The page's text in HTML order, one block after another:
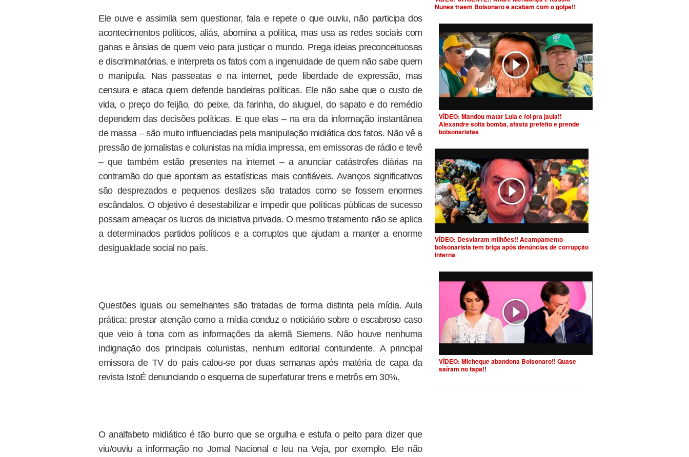
Ele ouve e assimila sem questionar, fala e repete o que ouviu, não participa dos
acontecimentos políticos, aliás, abomina a política, mas usa as redes sociais com
ganas e ânsias de quem veio para justiçar o mundo. Prega ideias preconceituosas
e discriminatórias, e interpreta os fatos com a ingenuidade de quem não sabe quem
o manipula. Nas passeatas e na internet, pede liberdade de expressão, mas
censura e ataca quem defende bandeiras políticas. Ele não sabe que o custo de
vida, o preço do feijão, do peixe, da farinha, do aluguel, do sapato e do remédio
dependem das decisões políticas. E que elas – na era da informação instantânea
de massa – são muito influenciadas pela manipulação midiática dos fatos. Não vê a
pressão de jornalistas e colunistas na mídia impressa, em emissoras de rádio e tevê
– que também estão presentes na internet – a anunciar catástrofes diárias na
contramão do que apontam as estatísticas mais confiáveis. Avanços significativos
são desprezados e pequenos deslizes são tratados como se fossem enormes
escândalos. O objetivo é desestabilizar e impedir que políticas públicas de sucesso
possam ameaçar os lucros da iniciativa privada. O mesmo tratamento não se aplica
a determinados partidos políticos e a corruptos que ajudam a manter a enorme
desigualdade social no país.
Questões iguais ou semelhantes são tratadas de forma distinta pela mídia. Aula
prática: prestar atenção como a mídia conduz o noticiário sobre o escabroso caso
que veio à tona com as informações da alemã Siemens. Não houve nenhuma
indignação dos principais colunistas, nenhum editorial contundente. A principal
emissora de TV do país calou-se por duas semanas após matéria de capa da
revista IstoÉ denunciando o esquema de superfaturar trens e metrôs em 30%.
O analfabeto midiático é tão burro que se orgulha e estufa o peito para dizer que
viu/ouviu a informação no Jornal Nacional e leu na Veja, por exemplo. Ele não
Nunes traem Bolsonaro e acabam com o golpe!!
VÍDEO: Mandou matar Lula e foi pra jaula!!
Alexandre solta bomba, afasta prefeito e prende
bolsonaristas
VÍDEO: Desviaram milhões!! Acampamento
bolsonarista tem briga após denúncias de corrupção
interna
VÍDEO: Micheque abandona Bolsonaro!! Quase
saíram no tapa!!